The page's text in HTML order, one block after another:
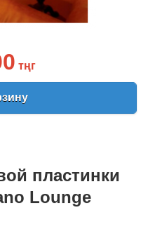
тңг
пластинки
Lounge